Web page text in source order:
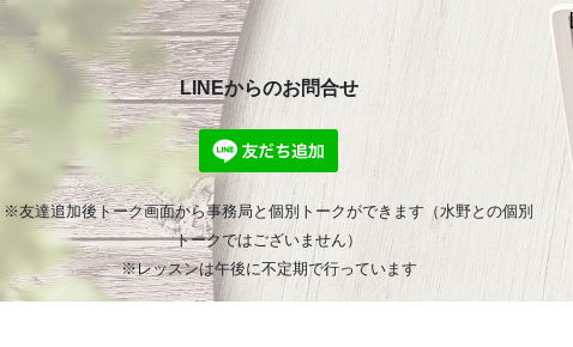
LINEからのお問合せ
※友達追加後トーク画面から事務局と個別トークができます（水野との個別
トークではございません）
※レッスンは午後に不定期で行っています